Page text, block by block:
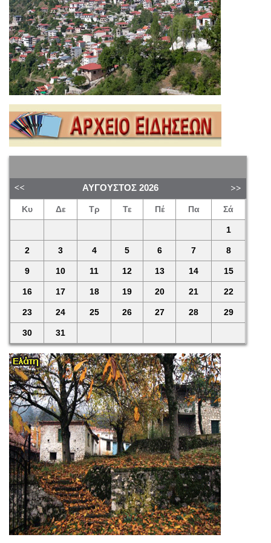
ΑΎΓΟΥΣΤΟΣ 2026
Κυ Δε Τρ Τε Πέ Πα Σά
1
2 3 4 5 6 7 8
9 10 11 12 13 14 15
16 17 18 19 20 21 22
23 24 25 26 27 28 29
30 31